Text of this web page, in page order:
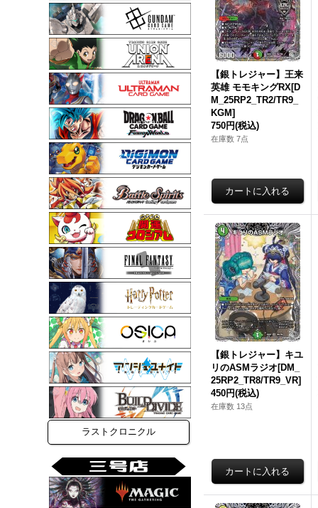
ラストクロニクル
【銀トレジャー】王来
英雄 モモキングRX[D
M_25RP2_TR2/TR9_
KGM]
750円(税込)
在庫数 7点
【銀トレジャー】キユ
リのASMラジオ[DM_
25RP2_TR8/TR9_VR]
450円(税込)
在庫数 13点